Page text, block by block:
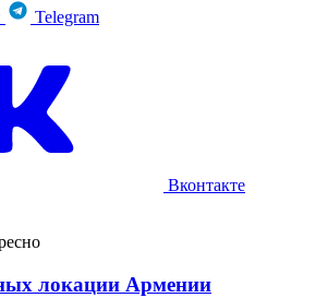
Telegram
Вконтакте
локации Армении